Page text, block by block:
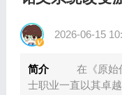
2026-06-15
简介
在《原始传
士职业一直以其卓